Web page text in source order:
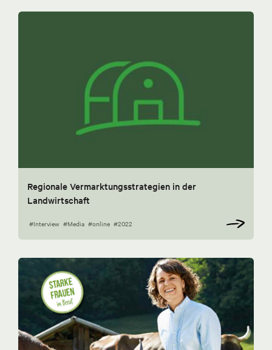
Regionale Vermarktungsstrategien in der
Landwirtschaft
#Interview #Media #online #2022